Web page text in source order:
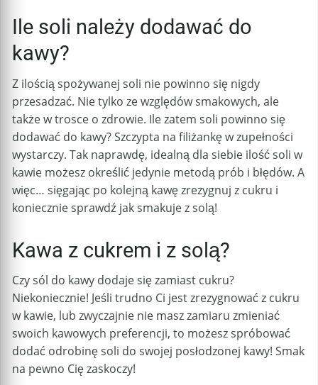
Ile soli należy dodawać do
kawy?
Z ilością spożywanej soli nie powinno się nigdy
przesadzać. Nie tylko ze względów smakowych, ale
także w trosce o zdrowie. Ile zatem soli powinno się
dodawać do kawy? Szczypta na filiżankę w zupełności
wystarczy. Tak naprawdę, idealną dla siebie ilość soli w
kawie możesz określić jedynie metodą prób i błędów. A
więc… sięgając po kolejną kawę zrezygnuj z cukru i
koniecznie sprawdź jak smakuje z solą!
Kawa z cukrem i z solą?
Czy sól do kawy dodaje się zamiast cukru?
Niekoniecznie! Jeśli trudno Ci jest zrezygnować z cukru
w kawie, lub zwyczajnie nie masz zamiaru zmieniać
swoich kawowych preferencji, to możesz spróbować
dodać odrobinę soli do swojej posłodzonej kawy! Smak
na pewno Cię zaskoczy!